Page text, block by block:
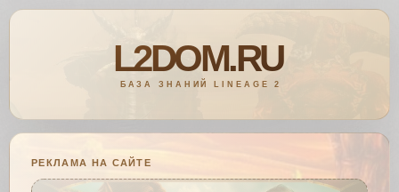
РЕКЛАМА НА САЙТЕ